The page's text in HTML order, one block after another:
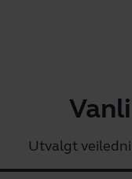
Utvalgt